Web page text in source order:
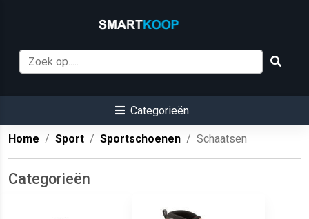
Categorieën
Home Sport Sportschoenen Schaatsen
Categorieën